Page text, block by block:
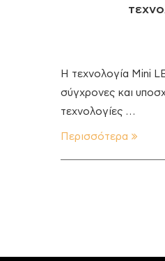
Η τεχνολογία Mini
σύγχρονες και
τεχνολογίες …
Περισσότερα